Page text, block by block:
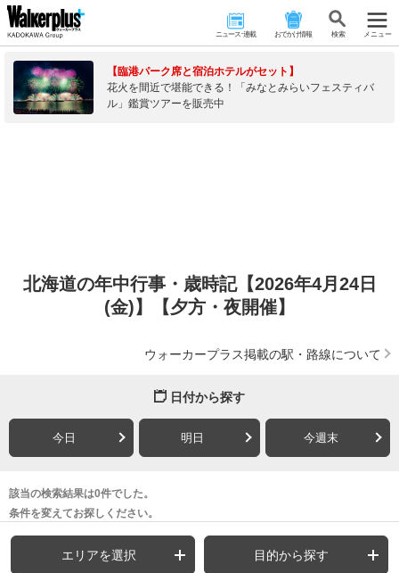
ニュース･連載 おでかけ情報 検 索 メニュー
【臨港パーク席と宿泊ホテルがセット】
花火を間近で堪能できる！「みなとみらいフェスティバ
ル」鑑賞ツアーを販売中
北海道の年中行事・歳時記【2026年4月24日
(金)】【夕方・夜開催】
ウォーカープラス掲載の駅・路線について
日付から探す
今日 明日 今週末
該当の検索結果は0件でした。
条件を変えてお探しください。
エリアを選択 目的から探す